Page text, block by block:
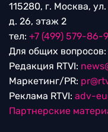
115280, г. Москва,
д. 26, этаж 2
тел: +7 (499) 579-86-
Для общих вопросов:
Редакция RTVI:
Маркетинг/PR:
Реклама RTVI: adv-
Партнерские